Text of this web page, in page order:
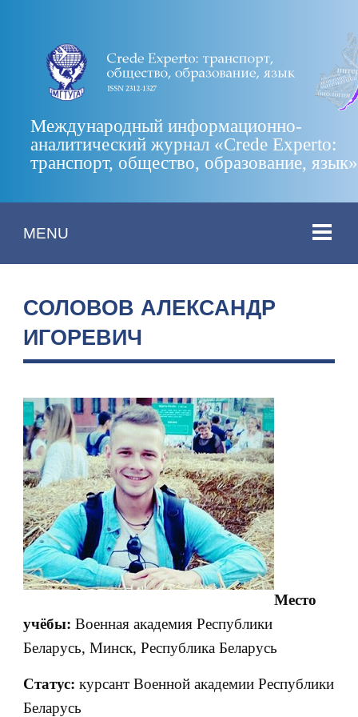
Международный информационно-
аналитический журнал «Crede Experto:
транспорт, общество, образование, язык»
MENU
СОЛОВОВ АЛЕКСАНДР
ИГОРЕВИЧ
Место
учёбы: Военная академия Республики
Беларусь, Минск, Республика Беларусь
Статус: курсант Военной академии Республики
Беларусь